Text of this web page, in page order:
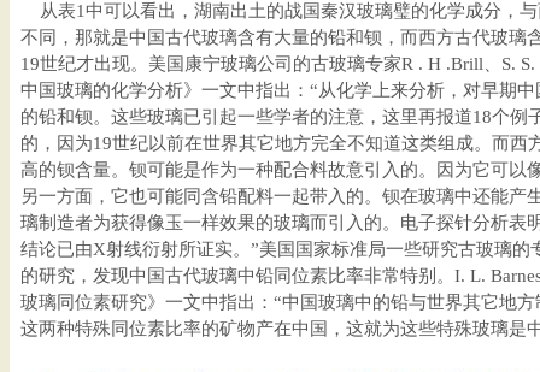
从表1中可以看出，湖南出土的战国秦汉玻璃璧的化学成分，
不同，那就是中国古代玻璃含有大量的铅和钡，而西方古代玻璃
19世纪才出现。美国康宁玻璃公司的古玻璃专家R . H .Brill、S.
中国玻璃的化学分析》一文中指出：“从化学上来分析，对早期
的铅和钡。这些玻璃已引起一些学者的注意，这里再报道18个例
的，因为19世纪以前在世界其它地方完全不知道这类组成。而西
高的钡含量。钡可能是作为一种配合料故意引入的。因为它可以
另一方面，它也可能同含铅配料一起带入的。钡在玻璃中还能产
璃制造者为获得像玉一样效果的玻璃而引入的。电子探针分析表
结论已由X射线衍射所证实。”美国国家标准局一些研究古玻璃
的研究，发现中国古代玻璃中铅同位素比率非常特别。I. L.
玻璃同位素研究》一文中指出：“中国玻璃中的铅与世界其它地
这两种特殊同位素比率的矿物产在中国，这就为这些特殊玻璃是